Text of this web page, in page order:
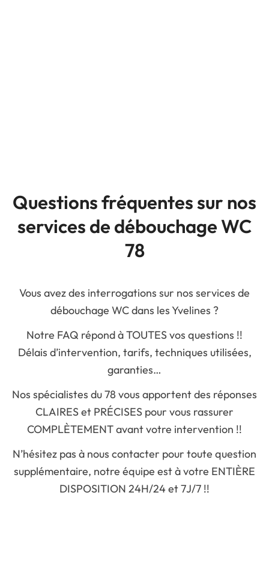
Questions fréquentes sur nos
services de débouchage WC
78
Vous avez des interrogations sur nos services de
débouchage WC dans les Yvelines ?
Notre FAQ répond à TOUTES vos questions !!
Délais d’intervention, tarifs, techniques utilisées,
garanties…
Nos spécialistes du 78 vous apportent des réponses
CLAIRES et PRÉCISES pour vous rassurer
COMPLÈTEMENT avant votre intervention !!
N’hésitez pas à nous contacter pour toute question
supplémentaire, notre équipe est à votre ENTIÈRE
DISPOSITION 24H/24 et 7J/7 !!